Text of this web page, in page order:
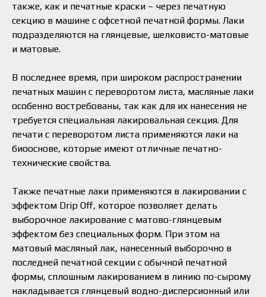
также, как и печатные краски – через печатную
секцию в машине с офсетной печатной формы. Лаки
подразделяются на глянцевые, шелковисто-матовые
и матовые.
В последнее время, при широком распространении
печатных машин с переворотом листа, масляные лаки
особенно востребованы, так как для их нанесения не
требуется специальная лакировальная секция. Для
печати с переворотом листа применяются лаки на
биооснове, которые имеют отличные печатно-
технические свойства.
Также печатные лаки применяются в лакировании с
эффектом Drip Off, которое позволяет делать
выборочное лакирование с матово-глянцевым
эффектом без специальных форм. При этом на
матовый масляный лак, нанесенный выборочно в
последней печатной секции с обычной печатной
формы, сплошным лакированием в линию по-сырому
накладывается глянцевый водно-дисперсионный или